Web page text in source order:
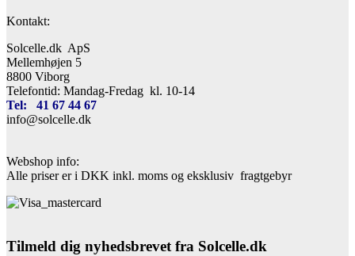
Kontakt:
Solcelle.dk ApS
Mellemhøjen 5
8800 Viborg
Telefontid: Mandag-Fredag kl. 10-14
Tel: 41 67 44 67
info@solcelle.dk
Webshop info:
Alle priser er i DKK inkl. moms og eksklusiv fragtgebyr
Tilmeld dig nyhedsbrevet fra Solcelle.dk